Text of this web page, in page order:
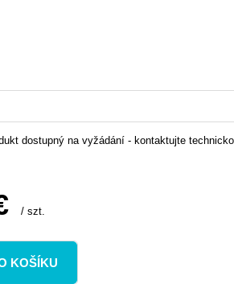
dostupný na vyžádání - kontaktujte
/ szt.
KOŠÍKU